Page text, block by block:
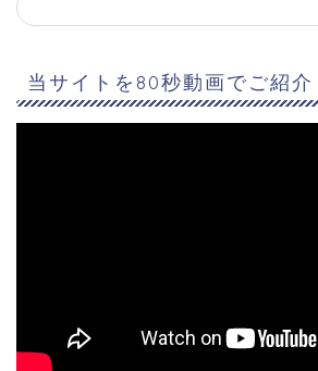
当サイトを80秒動画でご紹介